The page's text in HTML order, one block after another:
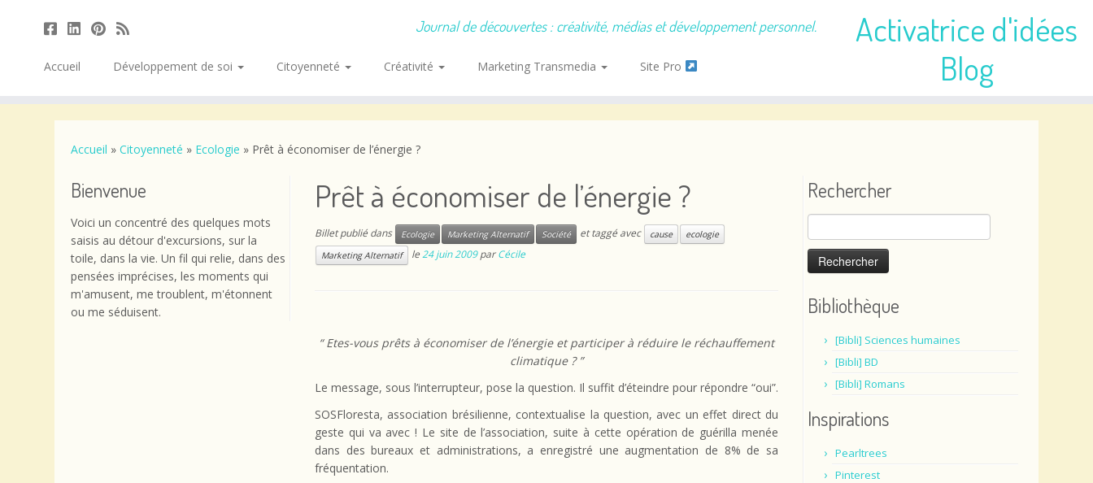
Activatrice d'idées
Blog
Journal de découvertes : créativité, médias et développement personnel.
Accueil Développement de soi Citoyenneté Créativité Marketing Transmedia Site Pro
Accueil » Citoyenneté » Ecologie » Prêt à économiser de l’énergie ?
Bienvenue
Voici un concentré des quelques mots
saisis au détour d'excursions, sur la
toile, dans la vie. Un fil qui relie, dans des
pensées imprécises, les moments qui
m'amusent, me troublent, m'étonnent
ou me séduisent.
Prêt à économiser de l’énergie ?
Billet publié dans Ecologie Marketing Alternatif Société et taggé avec cause
ecologie
Marketing Alternatif
le24 juin 2009 parCécile
“ Etes-vous prêts à économiser de l’énergie et participer à réduire le réchauffement
climatique ? ”
Le message, sous l’interrupteur, pose la question. Il suffit d’éteindre pour répondre “oui”.
SOSFloresta, association brésilienne, contextualise la question, avec un effet direct du
geste qui va avec ! Le site de l’association, suite à cette opération de guérilla menée
dans des bureaux et administrations, a enregistré une augmentation de 8% de sa
fréquentation.
Rechercher
Rechercher :
Bibliothèque
[Bibli] Sciences humaines
[Bibli] BD
[Bibli] Romans
Inspirations
Pearltrees
Pinterest